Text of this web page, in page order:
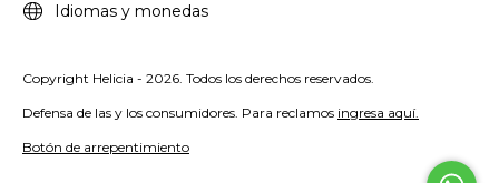
Idiomas y monedas
Copyright Helicia - 2026. Todos los derechos reservados.
Defensa de las y los consumidores. Para reclamos ingresa aquí.
Botón de arrepentimiento